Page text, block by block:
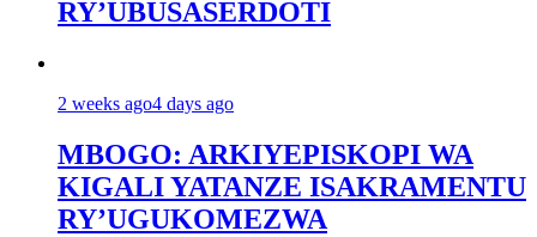
RY’UBUSASERDOTI
2 weeks ago4 days ago
MBOGO: ARKIYEPISKOPI WA
KIGALI YATANZE ISAKRAMENTU
RY’UGUKOMEZWA